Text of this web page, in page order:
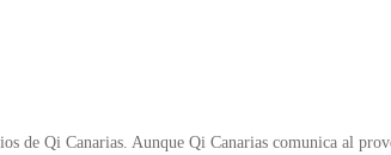
de Qi Canarias. Aunque Qi Canarias comunica al